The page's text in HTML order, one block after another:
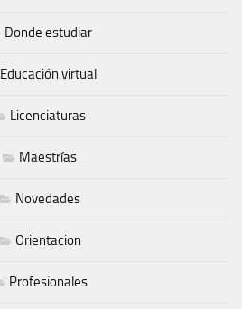
Donde estudiar
Educación virtual
Licenciaturas
Maestrías
Novedades
Orientacion
Profesionales